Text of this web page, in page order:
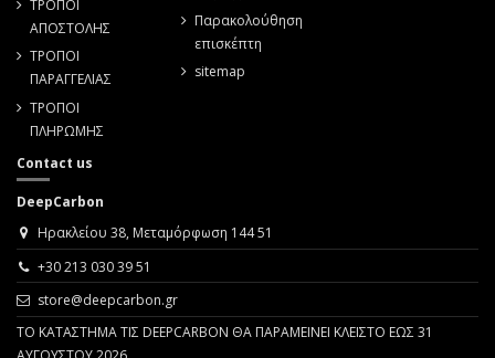
ΤΡΟΠΟΙ
ΑΠΟΣΤΟΛΗΣ
ΤΡΟΠΟΙ
ΠΑΡΑΓΓΕΛΙΑΣ
ΤΡΟΠΟΙ
ΠΛΗΡΩΜΗΣ
Παρακολούθηση
επισκέπτη
sitemap
Contact us
DeepCarbon
Ηρακλείου 38, Μεταμόρφωση 144 51
+30 213 030 39 51
store@deepcarbon.gr
ΤΟ ΚΑΤΑΣΤΗΜΑ ΤΙΣ DEEPCARBON ΘΑ ΠΑΡΑΜΕΙΝΕΙ ΚΛΕΙΣΤΟ ΕΩΣ 31